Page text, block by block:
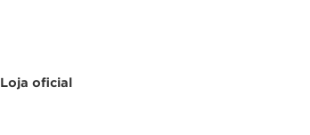
Loja oficial